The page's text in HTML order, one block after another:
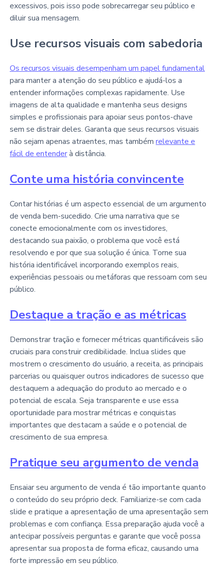
excessivos, pois isso pode sobrecarregar seu público e
diluir sua mensagem.
Use recursos visuais com sabedoria
Os recursos visuais desempenham um papel fundamental
para manter a atenção do seu público e ajudá-los a
entender informações complexas rapidamente. Use
imagens de alta qualidade e mantenha seus designs
simples e profissionais para apoiar seus pontos-chave
sem se distrair deles. Garanta que seus recursos visuais
não sejam apenas atraentes, mas também relevante e
fácil de entenderà distância.
Conte uma história convincente
Contar histórias é um aspecto essencial de um argumento
de venda bem-sucedido. Crie uma narrativa que se
conecte emocionalmente com os investidores,
destacando sua paixão, o problema que você está
resolvendo e por que sua solução é única. Torne sua
história identificável incorporando exemplos reais,
experiências pessoais ou metáforas que ressoam com seu
público.
Destaque a tração e as métricas
Demonstrar tração e fornecer métricas quantificáveis são
cruciais para construir credibilidade. Inclua slides que
mostrem o crescimento do usuário, a receita, as principais
parcerias ou quaisquer outros indicadores de sucesso que
destaquem a adequação do produto ao mercado e o
potencial de escala. Seja transparente e use essa
oportunidade para mostrar métricas e conquistas
importantes que destacam a saúde e o potencial de
crescimento de sua empresa.
Pratique seu argumento de venda
Ensaiar seu argumento de venda é tão importante quanto
o conteúdo do seu próprio deck. Familiarize-se com cada
slide e pratique a apresentação de uma apresentação sem
problemas e com confiança. Essa preparação ajuda você a
antecipar possíveis perguntas e garante que você possa
apresentar sua proposta de forma eficaz, causando uma
forte impressão em seu público.